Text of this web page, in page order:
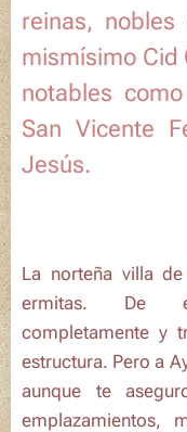
reinas,
mismísimo Cid
notables
San Vicente
Jesús.
La norteña villa
ermitas. De
completamente y
estructura. Pero a
aunque te
emplazamientos,